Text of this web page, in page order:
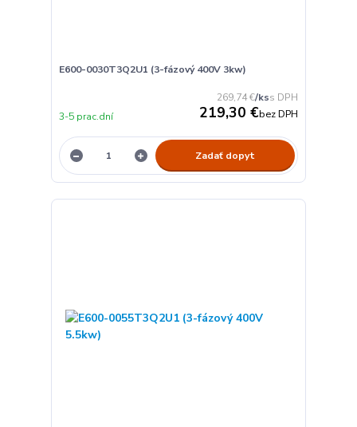
E600-0030T3Q2U1 (3-fázový 400V 3kw)
269,74 €/ks
219,30 €bez DPH
3-5 prac.dní
Zadať dopyt